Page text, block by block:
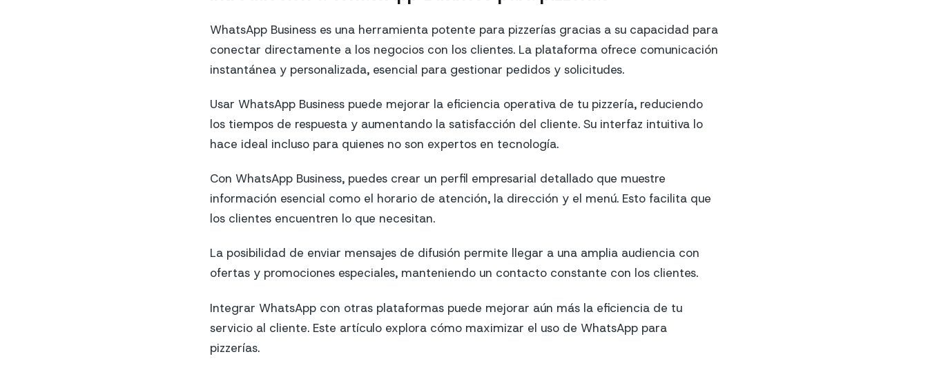
WhatsApp Business es una herramienta potente para pizzerías gracias a su capacidad para
conectar directamente a los negocios con los clientes. La plataforma ofrece comunicación
instantánea y personalizada, esencial para gestionar pedidos y solicitudes.
Usar WhatsApp Business puede mejorar la eficiencia operativa de tu pizzería, reduciendo
los tiempos de respuesta y aumentando la satisfacción del cliente. Su interfaz intuitiva lo
hace ideal incluso para quienes no son expertos en tecnología.
Con WhatsApp Business, puedes crear un perfil empresarial detallado que muestre
información esencial como el horario de atención, la dirección y el menú. Esto facilita que
los clientes encuentren lo que necesitan.
La posibilidad de enviar mensajes de difusión permite llegar a una amplia audiencia con
ofertas y promociones especiales, manteniendo un contacto constante con los clientes.
Integrar WhatsApp con otras plataformas puede mejorar aún más la eficiencia de tu
servicio al cliente. Este artículo explora cómo maximizar el uso de WhatsApp para
pizzerías.